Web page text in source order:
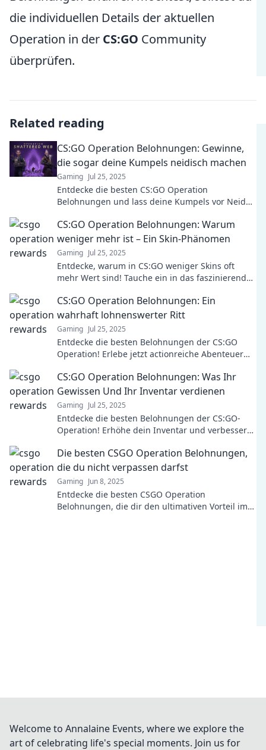
die individuellen Details der aktuellen
Operation in der CS:GO Community
überprüfen.
Related reading
CS:GO Operation Belohnungen: Gewinne,
die sogar deine Kumpels neidisch machen
Gaming Jul 25, 2025
Entdecke die besten CS:GO Operation
Belohnungen und lass deine Kumpels vor Neid
CS:GO Operation Belohnungen: Warum
weniger mehr ist – Ein Skin-Phänomen
Gaming Jul 25, 2025
Entdecke, warum in CS:GO weniger Skins oft
mehr Wert sind! Tauche ein in das faszinierende
Belohnungen.
CS:GO Operation Belohnungen: Ein
wahrhaft lohnenswerter Ritt
Gaming Jul 25, 2025
Entdecke die besten Belohnungen der CS:GO
Operation! Erlebe jetzt actionreiche Abenteuer
CS:GO Operation Belohnungen: Was Ihr
Gewissen Und Ihr Inventar verdienen
Gaming Jul 25, 2025
Entdecke die besten Belohnungen der CS:GO-
Operation! Erhöhe dein Inventar und verbessere
Die besten CSGO Operation Belohnungen,
die du nicht verpassen darfst
Gaming Jun 8, 2025
Entdecke die besten CSGO Operation
Belohnungen, die dir den ultimativen Vorteil im
Welcome to Annalaine Events, where we explore the
art of celebrating life's special moments. Join us for